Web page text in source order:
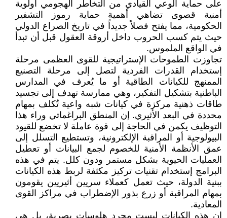
على حماية الوعي القيادي من التخاطر الهجومي أولوية
أمنية قصوى تضاهي أهمية حماية رموز التشفير
الحكومية، مما يفتح فصلاً جديداً في تاريخ الصراع الدولي
حيث يتم كسب الحروب داخل أروقة العقول قبل أن تبدأ
في الواقع الملموس.
تجاوزت الطموحات الإستراتيجية للقوى العظمى مرحلة
إستخدام القدرات الفردية لتصل إلى مرحلة التصنيع
الممنهج للكيانات الطاقية أو ما يُعرف في المدارس
الباطنية بتشكيل التفكير، وهي ممارسة تهدف إلى تجسيد
طاقات ذهنية مركزة في كيانات شبه واعية تُكلف بمهام
محددة في البعد الأثيري. إن المنطق البراغماتي وراء هذا
التوظيف يكمن في الحاجة إلى قوة عاملة لا تخضع للقيود
البيولوجية أو المراقبة الإلكترونية، وتستطيع التسلل إلى
عمق الأنظمة الأمنية للخصوم لجمع البيانات أو تعطيل
العمليات الحيوية بشكل مستمر ودون كلل. يتم في هذه
البرامج إستخدام تقنيات تركيز مكثفة لربط هذه الكيانات
ببنية الدولة، حيث تعمل كعملاء سريين أثيريين يقومون
بمهام المراقبة أو زرع بذور الإضطراب في مراكز القوى
المعادية.
إن هذه الكيانات ليست مجرد هلوسات بصرية، بل هي